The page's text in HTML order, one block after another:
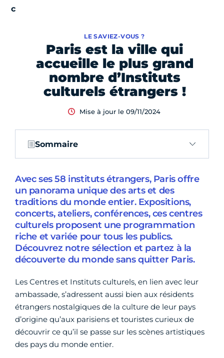
Paris est la ville qui
accueille le plus grand
nombre d’Instituts
culturels étrangers !
LE SAVIEZ-VOUS ?
Mise à jour le 09/11/2024
Sommaire
Avec ses 58 instituts étrangers, Paris offre
un panorama unique des arts et des
traditions du monde entier. Expositions,
concerts, ateliers, conférences, ces centres
culturels proposent une programmation
riche et variée pour tous les publics.
Découvrez notre sélection et partez à la
découverte du monde sans quitter Paris.
Les Centres et Instituts culturels, en lien avec leur
ambassade, s’adressent aussi bien aux résidents
étrangers nostalgiques de la culture de leur pays
d’origine qu’aux parisiens et touristes curieux de
découvrir ce qu’il se passe sur les scènes artistiques
des pays du monde entier.